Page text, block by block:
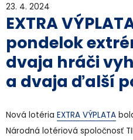
23. 4. 2024
EXTRA
pondelok
dvaja hráči
a dvaja ďalší
Nová lotéria EXTRA VÝPLATA
Národná lotériová spoločnosť